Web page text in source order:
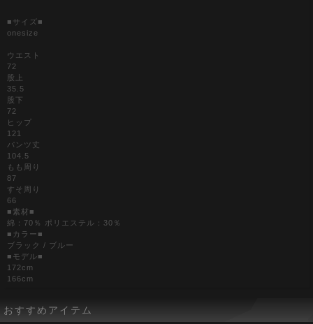
■サイズ■
onesize
ウエスト
72
股上
35.5
股下
72
ヒップ
121
パンツ丈
104.5
もも周り
87
すそ周り
66
■素材■
綿：70％ ポリエステル：30％
■カラー■
ブラック / ブルー
■モデル■
172cm
166cm
おすすめアイテム